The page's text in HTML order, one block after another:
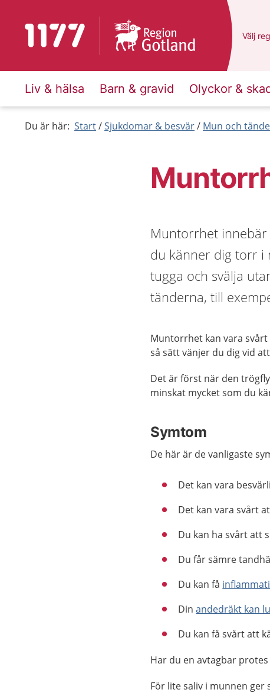
Till startsidan för 1177 Du har
Välj en
Liv & hälsa Barn & gravid Olyckor &
Du är här: Start Sjukdomar & besvär Mun och
Muntorrhet
du känner dig torr i
tugga och svälja
tänderna, till
Muntorrhet kan vara svårt
så sätt vänjer du dig vid
Det är först när den
minskat mycket som du
Symtom
De här är de vanligaste
Det kan vara
Det kan vara svårt
Du kan ha svårt att
Du får sämre
Du kan få
Dinandedräkt kan
Du kan få svårt att
Har du en avtagbar
För lite saliv i munnen